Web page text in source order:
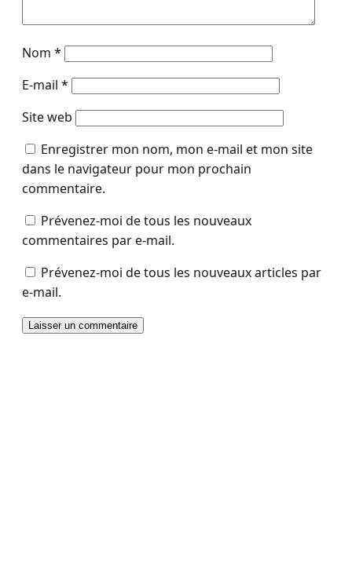
Nom *
E-mail *
Site web
Enregistrer mon nom, mon e-mail et mon site
dans le navigateur pour mon prochain
commentaire.
Prévenez-moi de tous les nouveaux
commentaires par e-mail.
Prévenez-moi de tous les nouveaux articles par
e-mail.